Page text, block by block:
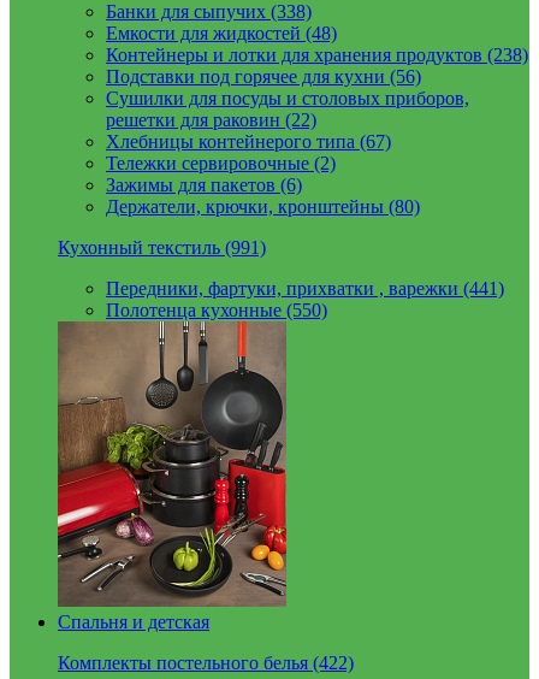
Банки для сыпучих (338)
Емкости для жидкостей (48)
Контейнеры и лотки для хранения продуктов (238)
Подставки под горячее для кухни (56)
Сушилки для посуды и столовых приборов,
решетки для раковин (22)
Хлебницы контейнерого типа (67)
Тележки сервировочные (2)
Зажимы для пакетов (6)
Держатели, крючки, кронштейны (80)
Кухонный текстиль (991)
Передники, фартуки, прихватки , варежки (441)
Полотенца кухонные (550)
Спальня и детская
Комплекты постельного белья (422)